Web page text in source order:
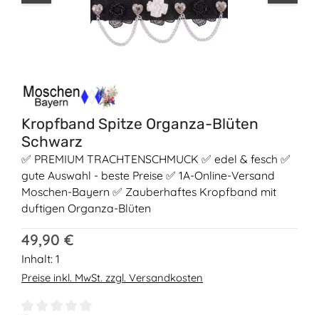
Kropfband Spitze Organza-Blüten
Schwarz
✅ PREMIUM TRACHTENSCHMUCK ✅ edel & fesch ✅
gute Auswahl - beste Preise ✅ 1A-Online-Versand
Moschen-Bayern ✅ Zauberhaftes Kropfband mit
duftigen Organza-Blüten
Regulärer Preis:
49,90 €
Inhalt: 1
Preise inkl. MwSt. zzgl. Versandkosten